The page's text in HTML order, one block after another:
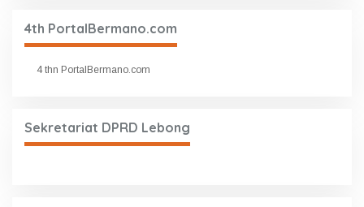
4th PortalBermano.com
4 thn PortalBermano.com
Sekretariat DPRD Lebong